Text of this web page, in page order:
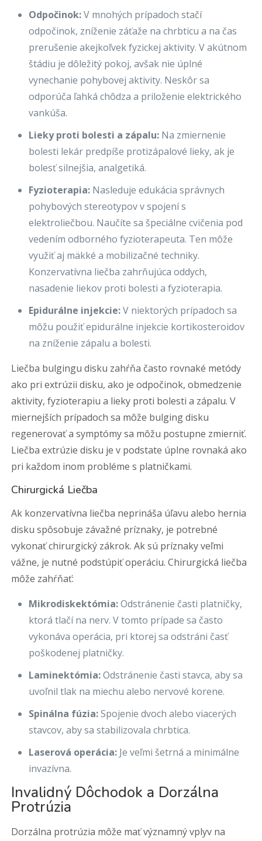
Odpočinok:V mnohých prípadoch stačí
odpočinok, zníženie záťaže na chrbticu a na čas
prerušenie akejkoľvek fyzickej aktivity. V akútnom
štádiu je dôležitý pokoj, avšak nie úplné
vynechanie pohybovej aktivity. Neskôr sa
odporúča ľahká chôdza a priloženie elektrického
vankúša.
Lieky proti bolesti a zápalu: Na zmiernenie
bolesti lekár predpíše protizápalové lieky, ak je
bolesť silnejšia, analgetiká.
Fyzioterapia: Nasleduje edukácia správnych
pohybových stereotypov v spojení s
elektroliečbou. Naučíte sa špeciálne cvičenia pod
vedením odborného fyzioterapeuta. Ten môže
využiť aj mäkké a mobilizačné techniky.
Konzervatívna liečba zahrňujúca oddych,
nasadenie liekov proti bolesti a fyzioterapia.
Epidurálne injekcie:V niektorých prípadoch sa
môžu použiť epidurálne injekcie kortikosteroidov
na zníženie zápalu a bolesti.
Liečba bulgingu disku zahŕňa často rovnaké metódy
ako pri extrúzii disku, ako je odpočinok, obmedzenie
aktivity, fyzioterapiu a lieky proti bolesti a zápalu. V
miernejších prípadoch sa môže bulging disku
regenerovať a symptómy sa môžu postupne zmierniť.
Liečba extrúzie disku je v podstate úplne rovnaká ako
pri každom inom probléme s platničkami.
Chirurgická Liečba
Ak konzervatívna liečba neprináša úľavu alebo hernia
disku spôsobuje závažné príznaky, je potrebné
vykonať chirurgický zákrok. Ak sú príznaky veľmi
vážne, je nutné podstúpiť operáciu. Chirurgická liečba
môže zahŕňať:
Mikrodiskektómia:Odstránenie časti platničky,
ktorá tlačí na nerv. V tomto prípade sa často
vykonáva operácia, pri ktorej sa odstráni časť
poškodenej platničky.
Laminektómia:Odstránenie časti stavca, aby sa
uvoľnil tlak na miechu alebo nervové korene.
Spinálna fúzia:Spojenie dvoch alebo viacerých
stavcov, aby sa stabilizovala chrbtica.
Laserová operácia: Je veľmi šetrná a minimálne
invazívna.
Invalidný Dôchodok a Dorzálna
Protrúzia
Dorzálna protrúzia môže mať významný vplyv na